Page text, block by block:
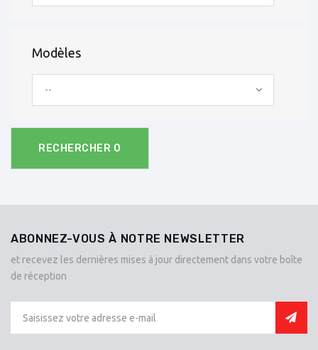
Modèles
--
RECHERCHER 0
ABONNEZ-VOUS À NOTRE NEWSLETTER
et recevez les dernières mises à jour directement dans votre boîte
de réception